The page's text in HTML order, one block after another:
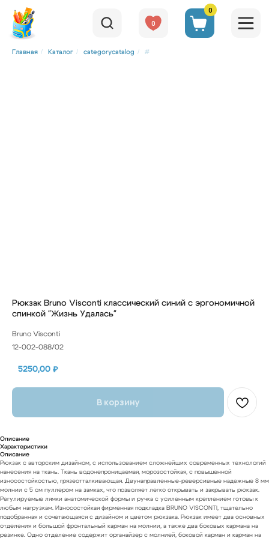
0
Главная / Каталог / categorycatalog / #
Рюкзак Bruno Visconti классический синий с эргономичной
спинкой "Жизнь Удалась"
Bruno Visconti
12-002-088/02
5250,00 ₽
В корзину
Описание
Характеристики
Описание
Рюкзак с авторским дизайном, с использованием сложнейших современных технологий
нанесения на ткань. Ткань водонепроницаемая, морозостойкая, с повышенной
износостойкостью, грязеотталкивающая. Двунаправленные-реверсивные надежные 8 мм
молнии с 5 см пуллером на замках, что позволяет легко открывать и закрывать рюкзак.
Регулируемые лямки анатомической формы и ручка с усиленным креплением готовы к
любым нагрузкам. Износостойкая фирменная подкладка BRUNO VISCONTI, тщательно
подобранная и сочетающаяся с дизайном и цветом рюкзака. Рюкзак имеет два основных
отделения и большой фронтальный карман на молнии, а также два боковых кармана на
резинке. Одно отделение содержит органайзер с молнией, боковой карман и карман на